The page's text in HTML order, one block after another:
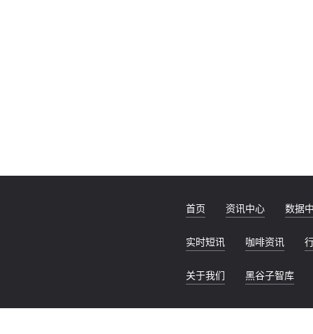
首页 资讯中心 数据
实时短讯 咖啡资讯
关于我们 黑谷子智库